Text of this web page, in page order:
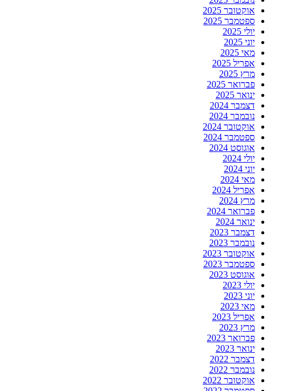
אוקטובר 2025
ספטמבר 2025
יולי 2025
יוני 2025
מאי 2025
אפריל 2025
מרץ 2025
פברואר 2025
ינואר 2025
דצמבר 2024
נובמבר 2024
אוקטובר 2024
ספטמבר 2024
אוגוסט 2024
יולי 2024
יוני 2024
מאי 2024
אפריל 2024
מרץ 2024
פברואר 2024
ינואר 2024
דצמבר 2023
נובמבר 2023
אוקטובר 2023
ספטמבר 2023
אוגוסט 2023
יולי 2023
יוני 2023
מאי 2023
אפריל 2023
מרץ 2023
פברואר 2023
ינואר 2023
דצמבר 2022
נובמבר 2022
אוקטובר 2022